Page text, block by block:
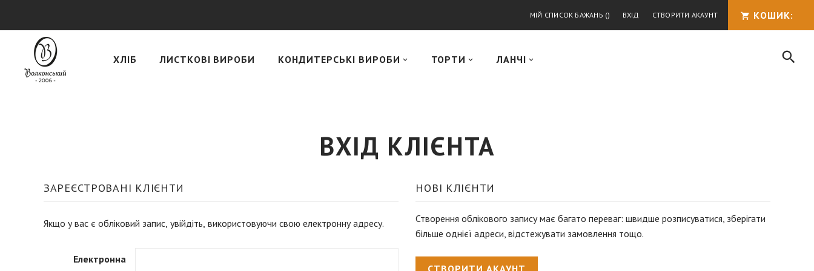
МІЙ СПИСОК БАЖАНЬ ВХІД СТВОРИТИ АКАУНТ КОШИК:
ХЛІБ ЛИСТКОВІ ВИРОБИ КОНДИТЕРСЬКІ ВИРОБИ ТОРТИ ЛАНЧІ
ВХІД КЛІЄНТА
ЗАРЕЄСТРОВАНІ КЛІЄНТИ
Якщо у вас є обліковий запис, увійдіть, використовуючи свою електронну адресу.
Електронна
НОВІ КЛІЄНТИ
Створення облікового запису має багато переваг: швидше розписуватися, зберігати
більше однієї адреси, відстежувати замовлення тощо.
СТВОРИТИ АКАУНТ